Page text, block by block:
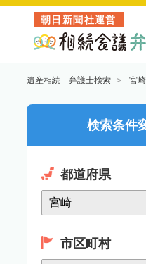
朝日新聞社運営
遺産相続 弁護士検索 宮
検索条件
都道府県
市区町村